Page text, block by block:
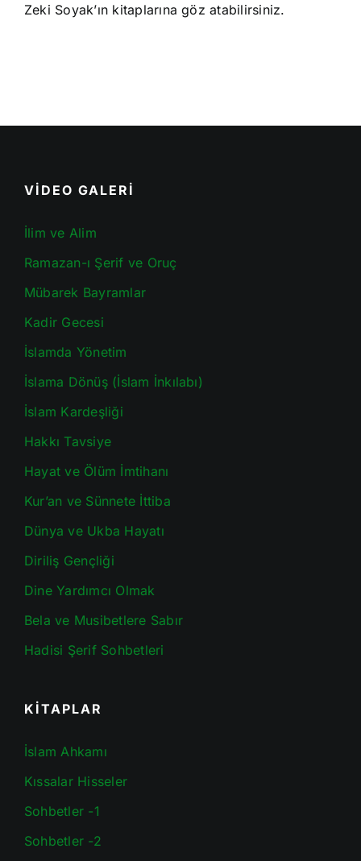
Zeki Soyak’ın kitaplarına göz atabilirsiniz.
VİDEO GALERİ
İlim ve Alim
Ramazan-ı Şerif ve Oruç
Mübarek Bayramlar
Kadir Gecesi
İslamda Yönetim
İslama Dönüş (İslam İnkılabı)
İslam Kardeşliği
Hakkı Tavsiye
Hayat ve Ölüm İmtihanı
Kur’an ve Sünnete İttiba
Dünya ve Ukba Hayatı
Diriliş Gençliği
Dine Yardımcı Olmak
Bela ve Musibetlere Sabır
Hadisi Şerif Sohbetleri
KİTAPLAR
İslam Ahkamı
Kıssalar Hisseler
Sohbetler -1
Sohbetler -2